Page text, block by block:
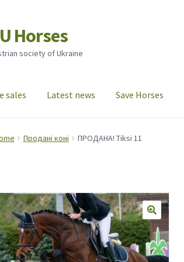
Horses
society of Ukraine
sales Latest news Save Horses
Продані коні ПРОДАНА! Tiksi 11